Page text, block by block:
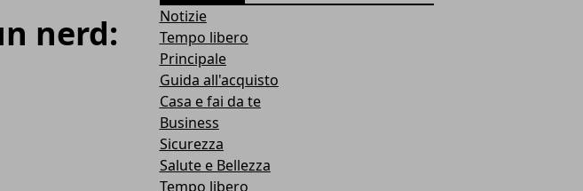
nerd:
Notizie
Tempo libero
Principale
Guida all'acquisto
Casa e fai da te
Business
Sicurezza
Salute e Bellezza
Tempo libero